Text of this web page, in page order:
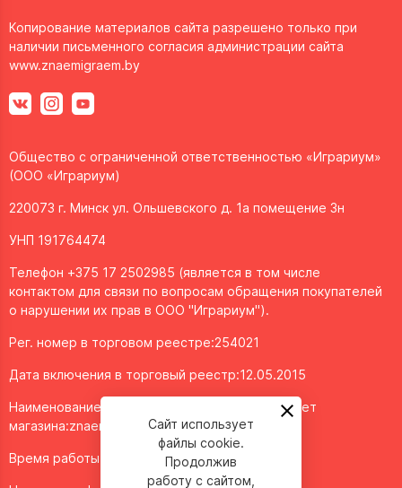
Копирование материалов сайта разрешено только при
наличии письменного согласия администрации сайта
www.znaemigraem.by
Общество с ограниченной ответственностью «Играриум»
(ООО «Играриум)
220073 г. Минск ул. Ольшевского д. 1а помещение 3н
УНП 191764474
Телефон +375 17 2502985 (является в том числе
контактом для связи по вопросам обращения покупателей
о нарушении их прав в ООО "Играриум").
Рег. номер в торговом реестре:254021
Дата включения в торговый реестр:12.05.2015
Наименование объекта/доменное имя интернет
магазина:znaemigraem.by
Время работы: ежедневно с 11:00 до 20:00
Сайт использует
файлы cookie.
Продолжив
работу с сайтом,